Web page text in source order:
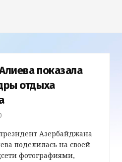
показала
отдыха
Азербайджана
поделилась на своей
фотографиями,